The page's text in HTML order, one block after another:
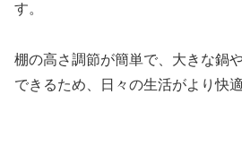
す。
棚の高さ調節が簡単で、大きな鍋
できるため、日々の生活がより快